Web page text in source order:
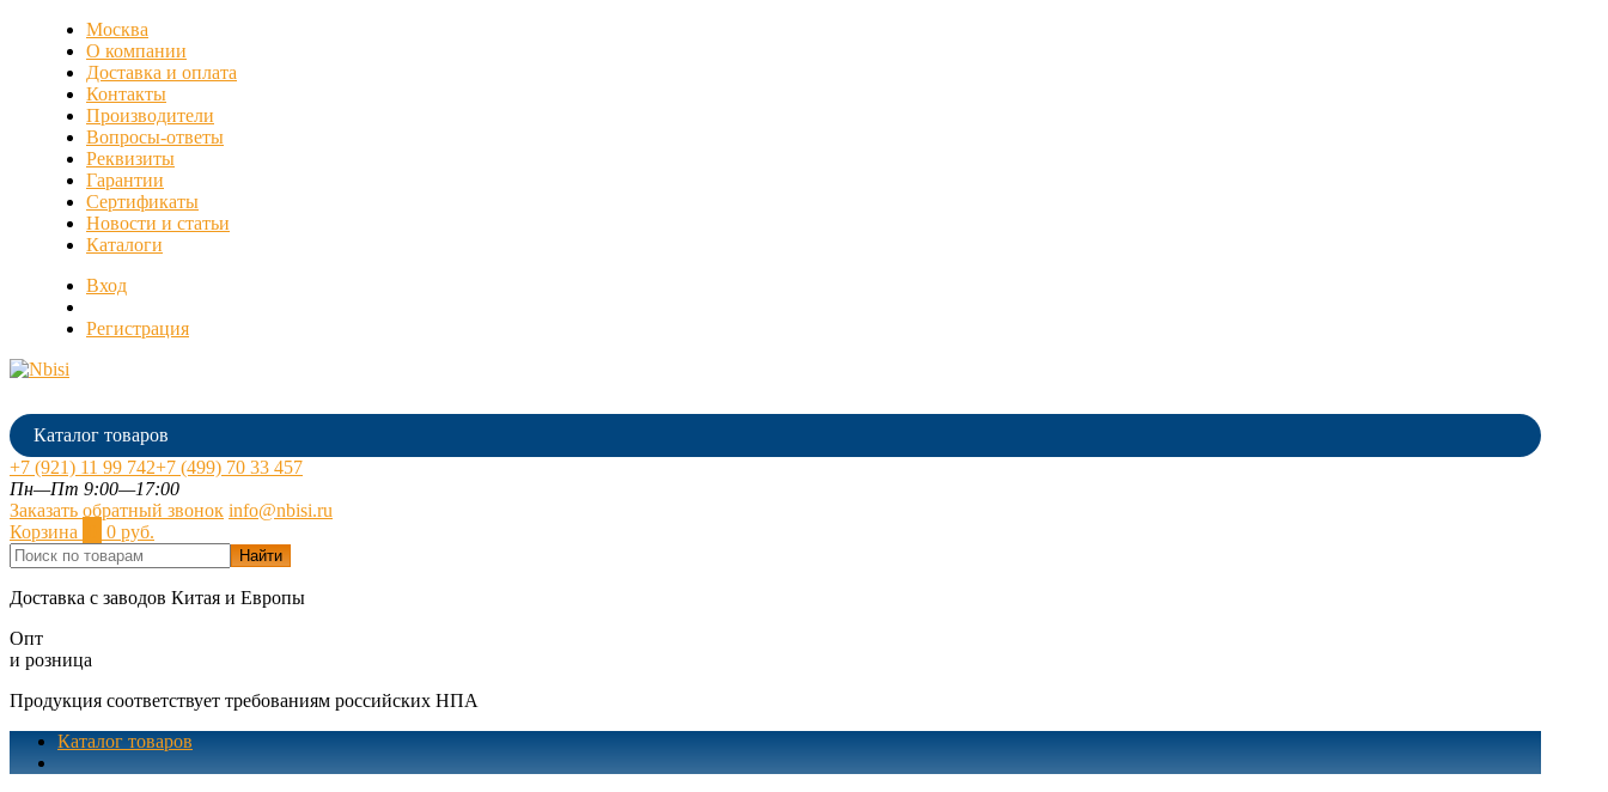
Москва
О компании
Доставка и оплата
Контакты
Производители
Вопросы-ответы
Реквизиты
Гарантии
Сертификаты
Новости и статьи
Каталоги
Вход
Регистрация
Каталог товаров
+7 (921) 11 99 742+7 (499) 70 33 457
Пн—Пт 9:00—17:00
Заказать обратный звонок info@nbisi.ru
Корзина
0 руб.
Найти
Доставка с заводов Китая и Европы
Опт
и розница
Продукция соответствует требованиям российских НПА
Каталог товаров